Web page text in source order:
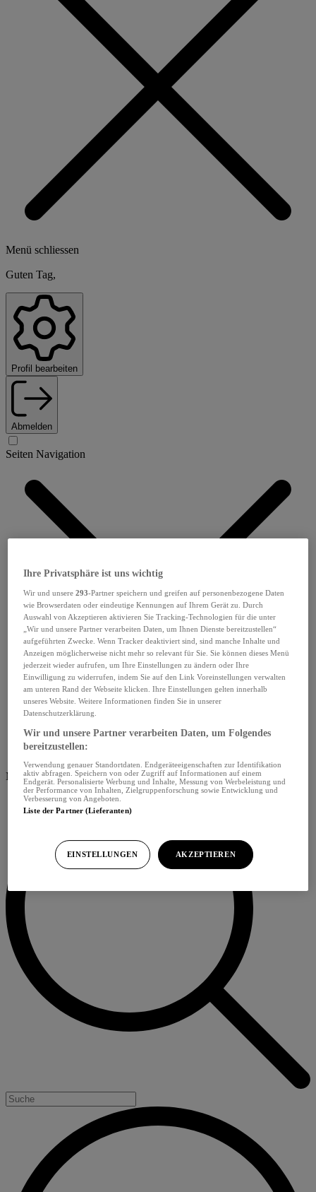
Menü schliessen
Guten Tag,
Profil bearbeiten
Abmelden
Seiten Navigation
Menü schliessen
Ihre Privatsphäre ist uns wichtig
Wir und unsere293-Partner speichern und greifen auf personenbezogene Daten
wie Browserdaten oder eindeutige Kennungen auf Ihrem Gerät zu. Durch
Auswahl von Akzeptieren aktivieren Sie Tracking-Technologien für die unter
„Wir und unsere Partner verarbeiten Daten, um Ihnen Dienste bereitzustellen“
aufgeführten Zwecke. Wenn Tracker deaktiviert sind, sind manche Inhalte und
Anzeigen möglicherweise nicht mehr so relevant für Sie. Sie können dieses Menü
jederzeit wieder aufrufen, um Ihre Einstellungen zu ändern oder Ihre
Einwilligung zu widerrufen, indem Sie auf den Link Voreinstellungen verwalten
am unteren Rand der Webseite klicken. Ihre Einstellungen gelten innerhalb
unseres Website. Weitere Informationen finden Sie in unserer
Datenschutzerklärung.
Wir und unsere Partner verarbeiten Daten, um Folgendes
bereitzustellen:
Verwendung genauer Standortdaten. Endgeräteeigenschaften zur Identifikation
aktiv abfragen. Speichern von oder Zugriff auf Informationen auf einem
Endgerät. Personalisierte Werbung und Inhalte, Messung von Werbeleistung und
der Performance von Inhalten, Zielgruppenforschung sowie Entwicklung und
Verbesserung von Angeboten.
Liste der Partner (Lieferanten)
EINSTELLUNGEN AKZEPTIEREN